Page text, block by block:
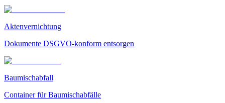
Aktenvernichtung
Dokumente DSGVO-konform entsorgen
Baumischabfall
Container für Baumischabfälle